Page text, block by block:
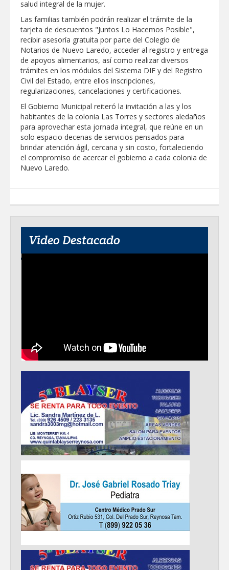
salud integral de la mujer.
Las familias también podrán realizar el trámite de la
tarjeta de descuentos "Juntos Lo Hacemos Posible",
recibir asesoría gratuita por parte del Colegio de
Notarios de Nuevo Laredo, acceder al registro y entrega
de apoyos alimentarios, así como realizar diversos
trámites en los módulos del Sistema DIF y del Registro
Civil del Estado, entre ellos inscripciones,
regularizaciones, cancelaciones y certificaciones.
El Gobierno Municipal reiteró la invitación a las y los
habitantes de la colonia Las Torres y sectores aledaños
para aprovechar esta jornada integral, que reúne en un
solo espacio decenas de servicios pensados para
brindar atención ágil, cercana y sin costo, fortaleciendo
el compromiso de acercar el gobierno a cada colonia de
Nuevo Laredo.
Video Destacado